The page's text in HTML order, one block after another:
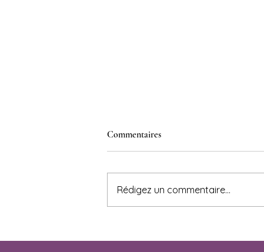
conspirationniste. Je suis
Commentaires
Rédigez un commentaire...